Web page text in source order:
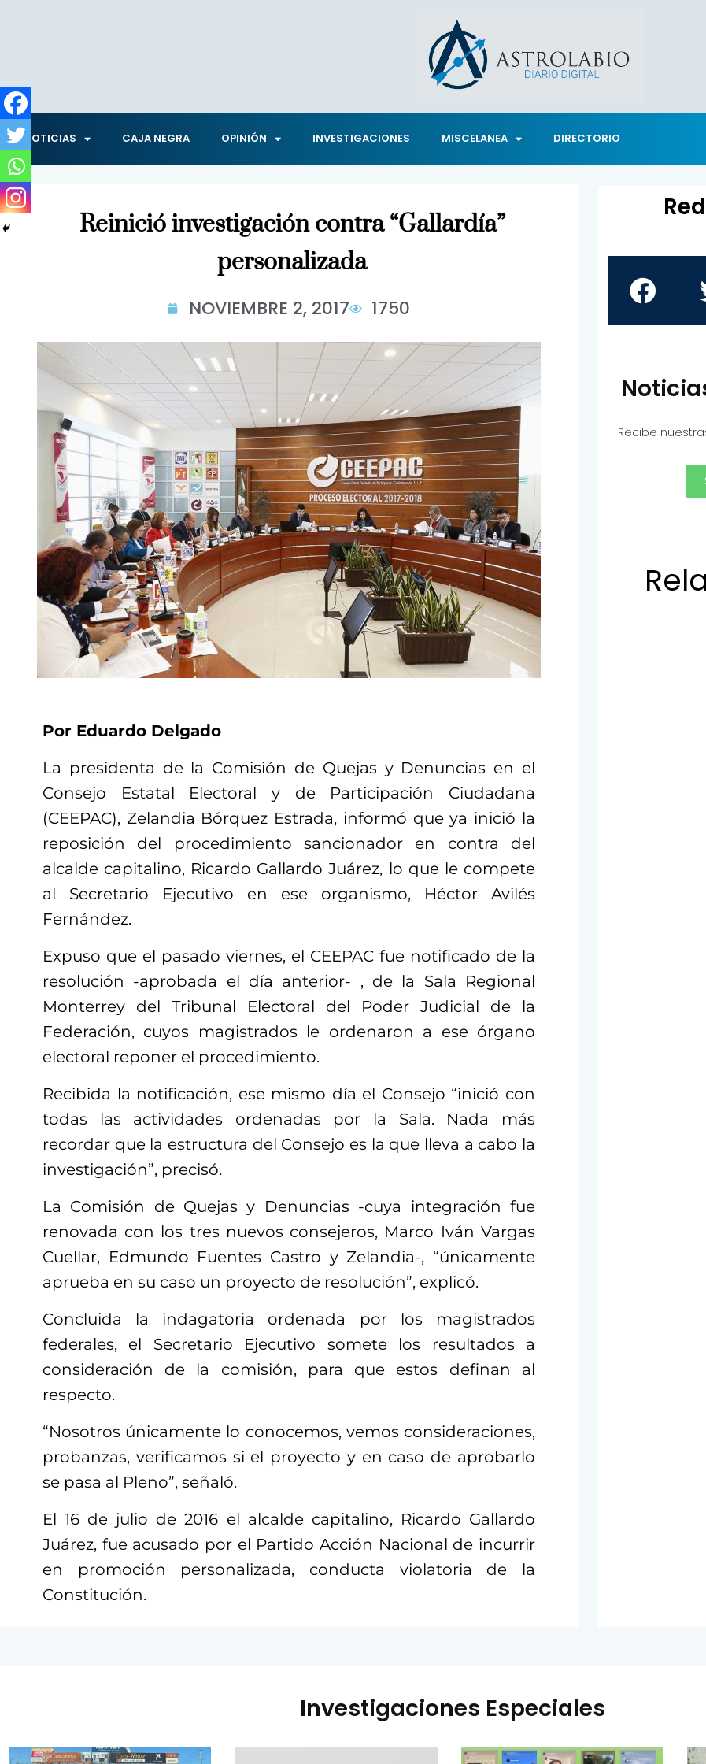
NOTICIAS CAJA NEGRA OPINIÓN INVESTIGACIONES MISCELANEA DIRECTORIO
Reinició investigación contra “Gallardía”
personalizada
NOVIEMBRE 2, 2017 1750
Por Eduardo Delgado
La presidenta de la Comisión de Quejas y Denuncias en el
Consejo Estatal Electoral y de Participación Ciudadana
(CEEPAC), Zelandia Bórquez Estrada, informó que ya inició la
reposición del procedimiento sancionador en contra del
alcalde capitalino, Ricardo Gallardo Juárez, lo que le compete
al Secretario Ejecutivo en ese organismo, Héctor Avilés
Fernández.
Expuso que el pasado viernes, el CEEPAC fue notificado de la
resolución -aprobada el día anterior- , de la Sala Regional
Monterrey del Tribunal Electoral del Poder Judicial de la
Federación, cuyos magistrados le ordenaron a ese órgano
electoral reponer el procedimiento.
Recibida la notificación, ese mismo día el Consejo “inició con
todas las actividades ordenadas por la Sala. Nada más
recordar que la estructura del Consejo es la que lleva a cabo la
investigación”, precisó.
La Comisión de Quejas y Denuncias -cuya integración fue
renovada con los tres nuevos consejeros, Marco Iván Vargas
Cuellar, Edmundo Fuentes Castro y Zelandia-, “únicamente
aprueba en su caso un proyecto de resolución”, explicó.
Concluida la indagatoria ordenada por los magistrados
federales, el Secretario Ejecutivo somete los resultados a
consideración de la comisión, para que estos definan al
respecto.
“Nosotros únicamente lo conocemos, vemos consideraciones,
probanzas, verificamos si el proyecto y en caso de aprobarlo
se pasa al Pleno”, señaló.
El 16 de julio de 2016 el alcalde capitalino, Ricardo Gallardo
Juárez, fue acusado por el Partido Acción Nacional de incurrir
en promoción personalizada, conducta violatoria de la
Constitución.
Recibe
Investigaciones Especiales